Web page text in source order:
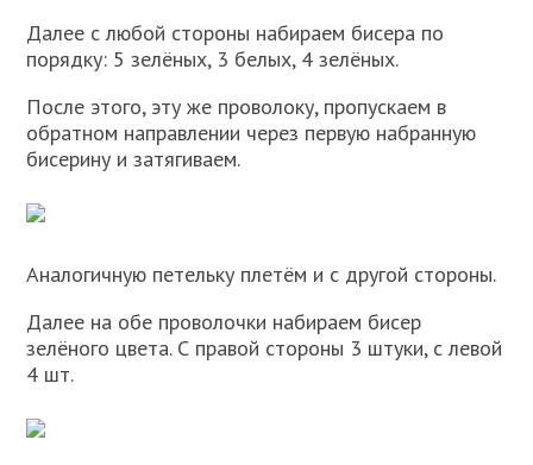
Далее с любой стороны набираем бисера по
порядку: 5 зелёных, 3 белых, 4 зелёных.
После этого, эту же проволоку, пропускаем в
обратном направлении через первую набранную
бисерину и затягиваем.
Аналогичную петельку плетём и с другой стороны.
Далее на обе проволочки набираем бисер
зелёного цвета. С правой стороны 3 штуки, с левой
4 шт.